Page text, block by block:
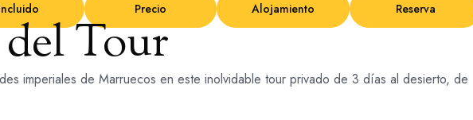
Precio Alojamiento Reserva
Tour
imperiales de Marruecos en este inolvidable tour privado de 3 días al desierto, de